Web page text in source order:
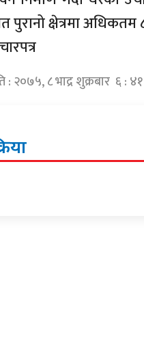
पुरानो क्षेत्रमा
: २०७५, ८ भाद्र शुक्रबार ६ :